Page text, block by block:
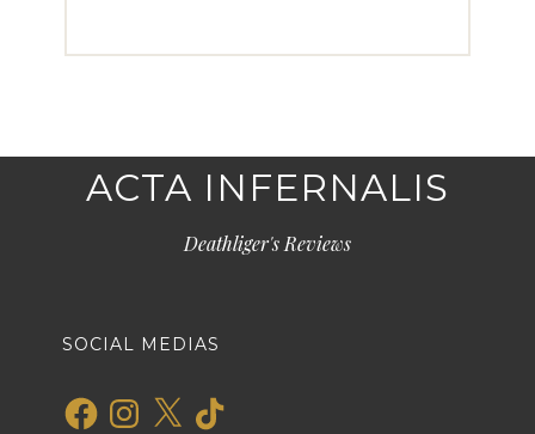
ACTA INFERNALIS
Deathliger's Reviews
SOCIAL MEDIAS
FacebookInstagram
X TikTok